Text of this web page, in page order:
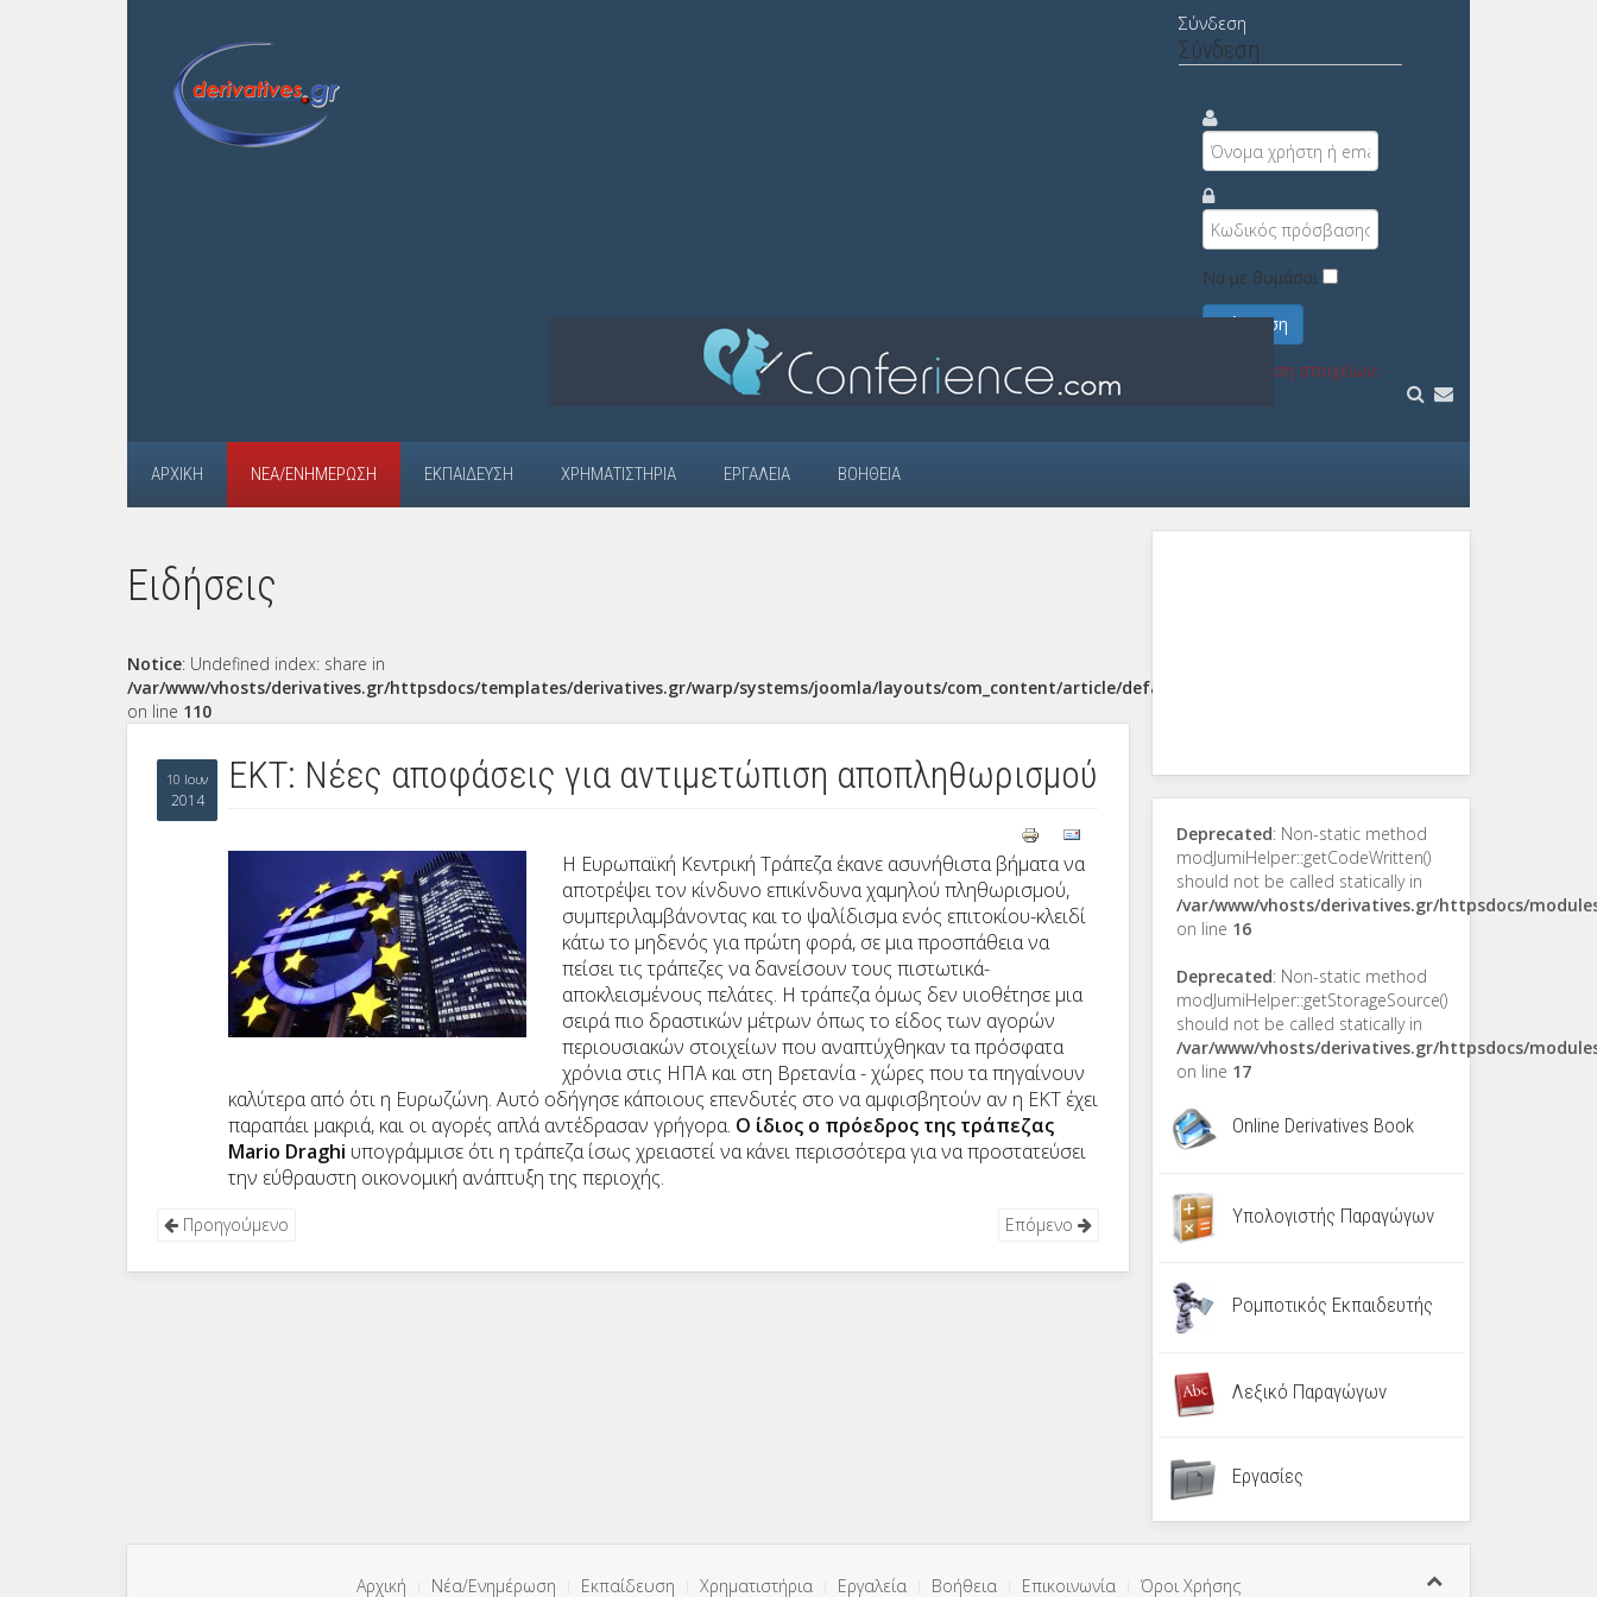
Σύνδεση
Σύνδεση
Να με θυμάσαι
Σύνδεση
Υπενθύμιση στοιχείων;
ΑΡΧΙΚΉ ΝΈΑ/ΕΝΗΜΈΡΩΣΗ ΕΚΠΑΊΔΕΥΣΗ ΧΡΗΜΑΤΙΣΤΉΡΙΑ ΕΡΓΑΛΕΊΑ ΒΟΉΘΕΙΑ
Ειδήσεις
Notice: Undefined index: share in
/var/www/vhosts/derivatives.gr/httpsdocs/templates/derivatives.gr/warp/systems/joomla/layouts/com_content/article/default.php
on line 110
10 Ιουν
2014
ΕΚΤ: Νέες αποφάσεις για αντιμετώπιση αποπληθωρισμού
Η Ευρωπαϊκή Κεντρική Τράπεζα έκανε ασυνήθιστα βήματα να
αποτρέψει τον κίνδυνο επικίνδυνα χαμηλού πληθωρισμού,
συμπεριλαμβάνοντας και το ψαλίδισμα ενός επιτοκίου-κλειδί
κάτω το μηδενός για πρώτη φορά, σε μια προσπάθεια να
πείσει τις τράπεζες να δανείσουν τους πιστωτικά-
αποκλεισμένους πελάτες. Η τράπεζα όμως δεν υιοθέτησε μια
σειρά πιο δραστικών μέτρων όπως το είδος των αγορών
περιουσιακών στοιχείων που αναπτύχθηκαν τα πρόσφατα
χρόνια στις ΗΠΑ και στη Βρετανία - χώρες που τα πηγαίνουν
καλύτερα από ότι η Ευρωζώνη. Αυτό οδήγησε κάποιους επενδυτές στο να αμφισβητούν αν η ΕΚΤ έχει
παραπάει μακριά, και οι αγορές απλά αντέδρασαν γρήγορα. Ο ίδιος ο πρόεδρος της τράπεζας
Mario Draghi υπογράμμισε ότι η τράπεζα ίσως χρειαστεί να κάνει περισσότερα για να προστατεύσει
την εύθραυστη οικονομική ανάπτυξη της περιοχής.
Προηγούμενο Επόμενο
Deprecated: Non-static method
modJumiHelper::getCodeWritten()
should not be called statically in
/var/www/vhosts/derivatives.gr/httpsdocs/
on line 16
Deprecated: Non-static method
modJumiHelper::getStorageSource()
should not be called statically in
/var/www/vhosts/derivatives.gr/httpsdocs/
on line 17
Online Derivatives Book
Υπολογιστής Παραγώγων
Ρομποτικός Εκπαιδευτής
Λεξικό Παραγώγων
Εργασίες
Αρχική Νέα/Ενημέρωση Εκπαίδευση Χρηματιστήρια Εργαλεία Βοήθεια Επικοινωνία Όροι Χρήσης